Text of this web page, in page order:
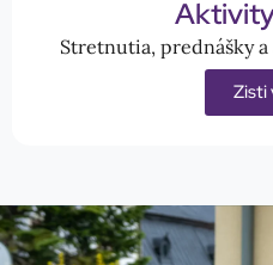
Stretnutia, prednášky
Zisti